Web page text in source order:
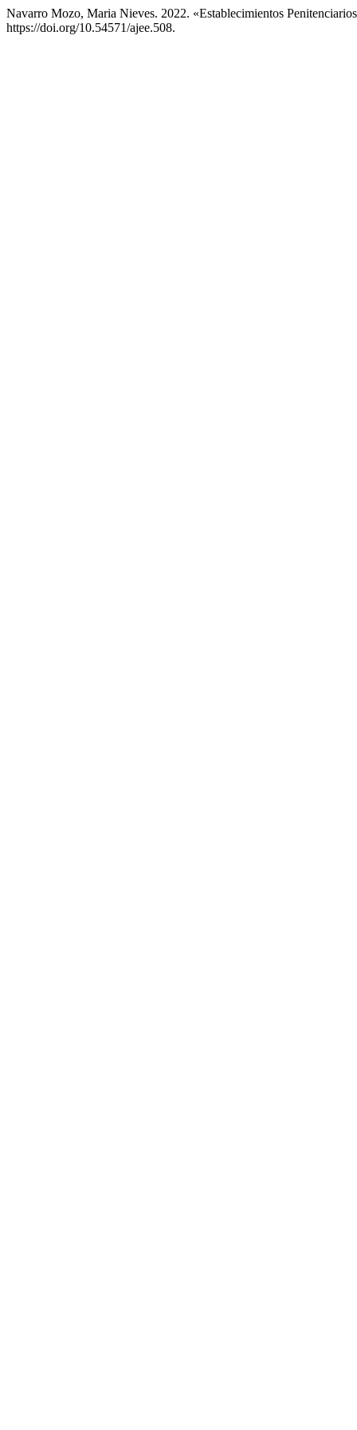
Navarro Mozo, Maria Nieves. 2022. «Establecimientos
https://doi.org/10.54571/ajee.508.